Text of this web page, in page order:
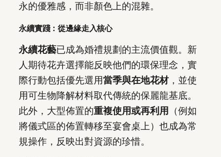
永的優雅感，而非顏色上的混雜。
永續實踐：從邊緣走入核心
永續花藝已成為婚禮規劃的主流價值觀。新
人期待花卉選擇能反映他們的環保理念，實
際行動包括優先選用當季與在地花材，並使
用可生物降解材料取代傳統的保麗龍基底。
此外，大型佈置的重複使用或再利用
（例如
將儀式區的佈置轉移至宴會桌上）也成為常
規操作，反映出對資源的珍惜。